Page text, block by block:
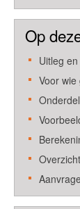
Op
Uitleg
Voor